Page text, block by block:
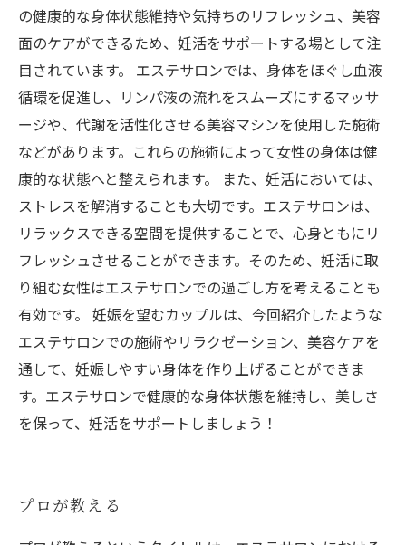
の健康的な身体状態維持や気持ちのリフレッシュ、美容
面のケアができるため、妊活をサポートする場として注
目されています。 エステサロンでは、身体をほぐし血液
循環を促進し、リンパ液の流れをスムーズにするマッサ
ージや、代謝を活性化させる美容マシンを使用した施術
などがあります。これらの施術によって女性の身体は健
康的な状態へと整えられます。 また、妊活においては、
ストレスを解消することも大切です。エステサロンは、
リラックスできる空間を提供することで、心身ともにリ
フレッシュさせることができます。そのため、妊活に取
り組む女性はエステサロンでの過ごし方を考えることも
有効です。 妊娠を望むカップルは、今回紹介したような
エステサロンでの施術やリラクゼーション、美容ケアを
通して、妊娠しやすい身体を作り上げることができま
す。エステサロンで健康的な身体状態を維持し、美しさ
を保って、妊活をサポートしましょう！
プロが教える